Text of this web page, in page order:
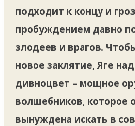
подходит к концу и
пробуждением давно
злодеев и врагов.
новое заклятие, Яге
дивноцвет – мощное
волшебников, которое
вынуждена искать в